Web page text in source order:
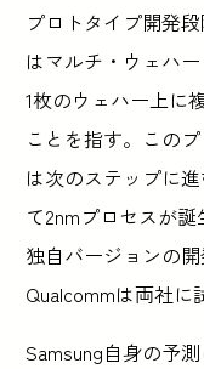
プロトタイプ開発
はマルチ・ウェハ
1枚のウェハー上に
ことを指す。この
は次のステップに
て2nmプロセスが
独自バージョンの
Qualcommは両社に
Samsung自身の予